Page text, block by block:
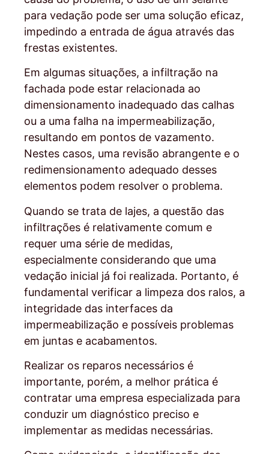
para vedação pode ser uma solução eficaz,
impedindo a entrada de água através das
frestas existentes.
Em algumas situações, a infiltração na
fachada pode estar relacionada ao
dimensionamento inadequado das calhas
ou a uma falha na impermeabilização,
resultando em pontos de vazamento.
Nestes casos, uma revisão abrangente e o
redimensionamento adequado desses
elementos podem resolver o problema.
Quando se trata de lajes, a questão das
infiltrações é relativamente comum e
requer uma série de medidas,
especialmente considerando que uma
vedação inicial já foi realizada. Portanto, é
fundamental verificar a limpeza dos ralos, a
integridade das interfaces da
impermeabilização e possíveis problemas
em juntas e acabamentos.
Realizar os reparos necessários é
importante, porém, a melhor prática é
contratar uma empresa especializada para
conduzir um diagnóstico preciso e
implementar as medidas necessárias.